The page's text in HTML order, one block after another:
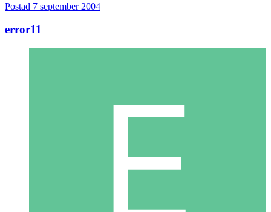
Postad 7 september 2004
error11